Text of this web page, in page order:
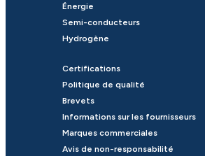
Énergie
Semi-conducteurs
Hydrogène
Certifications
Politique de qualité
Brevets
Informations sur les fournisseurs
Marques commerciales
Avis de non-responsabilité